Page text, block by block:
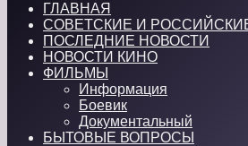
ГЛАВНАЯ
СОВЕТСКИЕ И
ПОСЛЕДНИЕ НОВОСТИ
НОВОСТИ КИНО
ФИЛЬМЫ
Информация
Боевик
Документальный
БЫТОВЫЕ ВОПРОСЫ